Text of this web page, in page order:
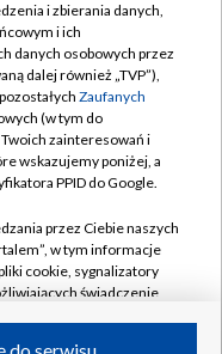
i zbierania danych,
i ich
danych osobowych przez
dalej również „TVP”),
Zaufanych
(w tym do
zainteresowań i
wskazujemy poniżej, a
PPID do Google.
przez Ciebie naszych
w tym informacje
cookie, sygnalizatory
świadczenie